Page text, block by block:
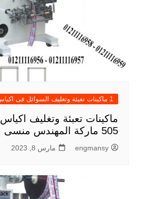
1 ماكينات تعبئة وتغليف السوائل فى اكياس
ماكينات تعبئة وتغليف
505 ماركة المهندس منسى
engmansy مارس 8, 2023